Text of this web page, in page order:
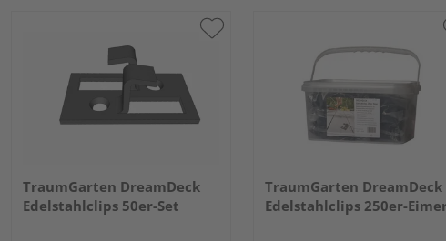
TraumGarten DreamDeck
Edelstahlclips 50er-Set
TraumGarten DreamDeck
Edelstahlclips 250er-